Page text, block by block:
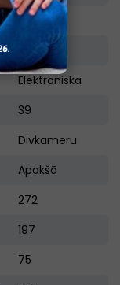
A+
Nav
Elektroniska
39
Divkameru
Apakšā
272
197
75